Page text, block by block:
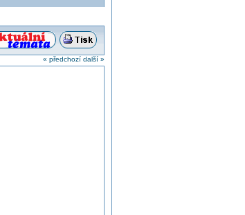
« předchozí další »